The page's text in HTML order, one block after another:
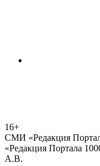
16+
СМИ «Редакция
«Редакция Портала
А.В.